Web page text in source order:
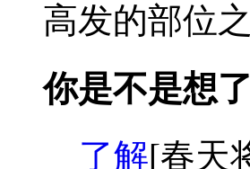
高发的部位
你是不是想
了解[春天